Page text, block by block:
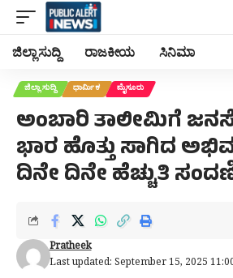
ಜಿಲ್ಲಾ ಸುದ್ದಿ ರಾಜಕೀಯ ಸಿನಿಮಾ
ಜಿಲ್ಲಾ ಸುದ್ದಿ ಧಾರ್ಮಿಕ ಮೈಸೂರು
ಅಂಬಾರಿ ತಾಲೀಮಿಗೆ
ಭಾರ ಹೊತ್ತು ಸಾಗಿದ
ದಿನೇ ದಿನೇ ಹೆಚ್ಚುತಿ
Last updated: September 15, 2025
Pratheek